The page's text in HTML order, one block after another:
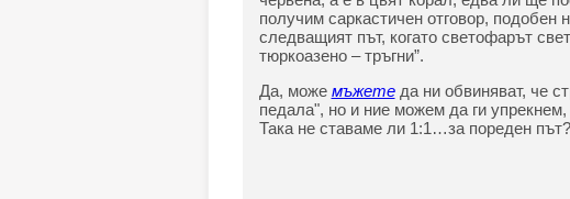
получим саркастичен отговор, подобен
следващият път, когато светофарът
тюркоазено – тръгни”.
Да, може мъжетеда ни обвиняват, че
педала", но и ние можем да ги
Така не ставаме ли 1:1…за пореден